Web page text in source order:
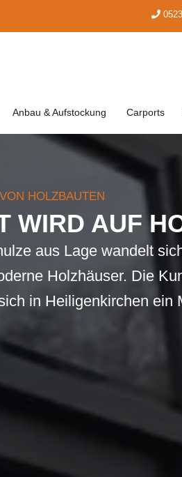
Anbau & Aufstockung Carports
HOLZBAUTEN
WIRD AUF
aus Lage wandelt
Holzhäuser. Die
in Heiligenkirchen ein